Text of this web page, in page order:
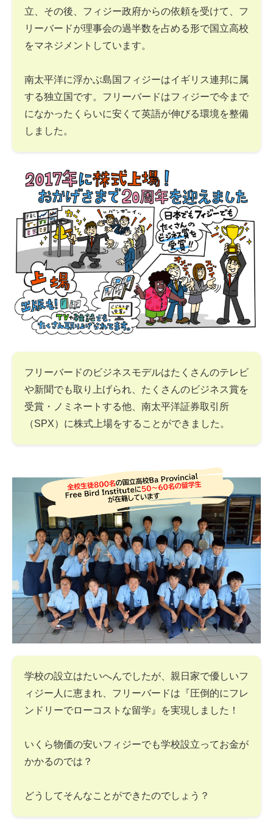
立、その後、フィジー政府からの依頼を受けて、フ
リーバードが理事会の過半数を占める形で国立高校
をマネジメントしています。
南太平洋に浮かぶ島国フィジーはイギリス連邦に属
する独立国です。フリーバードはフィジーで今まで
になかったくらいに安くて英語が伸びる環境を整備
しました。
フリーバードのビジネスモデルはたくさんのテレビ
や新聞でも取り上げられ、たくさんのビジネス賞を
受賞・ノミネートする他、南太平洋証券取引所
（SPX）に株式上場をすることができました。
学校の設立はたいへんでしたが、親日家で優しいフ
ィジー人に恵まれ、フリーバードは『圧倒的にフレ
ンドリーでローコストな留学』を実現しました！
いくら物価の安いフィジーでも学校設立ってお金が
かかるのでは？
どうしてそんなことができたのでしょう？